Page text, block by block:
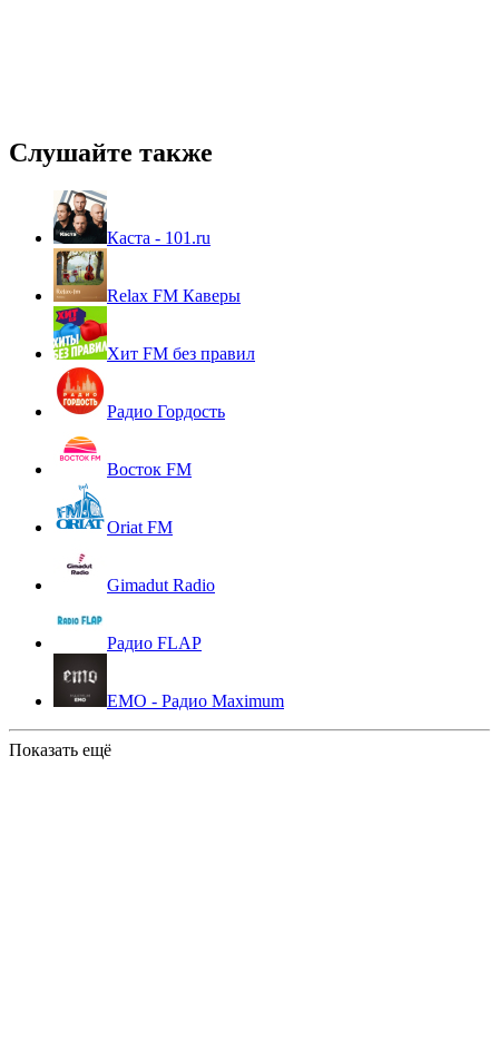
Слушайте также
Каста - 101.ru
Relax FM Каверы
Хит FM без правил
Радио Гордость
Восток FM
Oriat FM
Gimadut Radio
Радио FLAP
EMO - Радио Maximum
Показать ещё